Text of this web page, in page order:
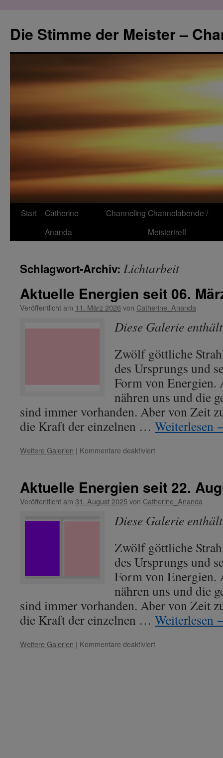
springen
Die Stimme der Meister –
Start
Catherine
Ananda
Channeling Channelabende /
Meistertreff
Schlagwort-Archiv: Lichtarbeit
Aktuelle Energien seit 06.
Veröffentlicht am 11. März 2026 von Catherine_Ananda
Diese Galerie
Zwölf göttliche
des Ursprungs und
Form von Energien.
nähren uns und die
sind immer vorhanden. Aber von Zeit
die Kraft der einzelnen … Weiterlesen
Weitere Galerien | Kommentare deaktiviertfür
06.
März
Aktuelle Energien seit 22.
Veröffentlicht am 31. August 2025 von Catherine_Ananda
Diese Galerie
Zwölf göttliche
des Ursprungs und
Form von Energien.
nähren uns und die
sind immer vorhanden. Aber von Zeit
die Kraft der einzelnen … Weiterlesen
Weitere Galerien | Kommentare deaktiviertfür